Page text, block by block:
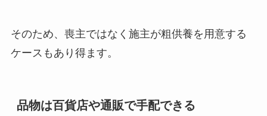
そのため、喪主ではなく施主が粗供養を用意する
ケースもあり得ます。
品物は百貨店や通販で手配できる